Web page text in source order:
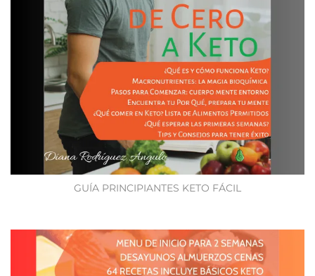
GUÍA PRINCIPIANTES KETO FÁCIL